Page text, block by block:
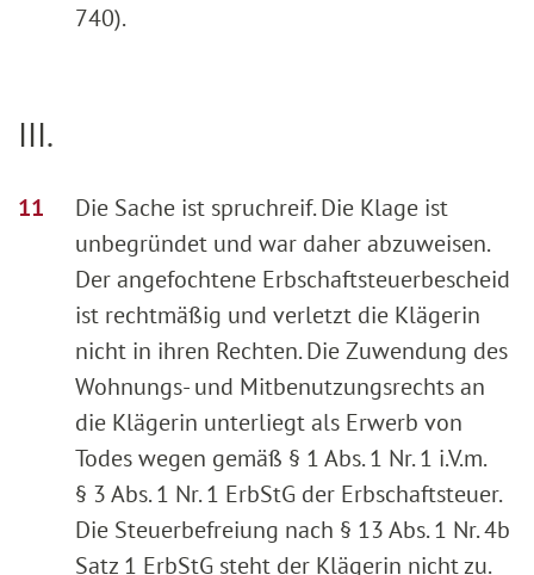
740).
III.
Die Sache ist spruchreif. Die Klage ist
unbegründet und war daher abzuweisen.
Der angefochtene Erbschaftsteuerbescheid
ist rechtmäßig und verletzt die Klägerin
nicht in ihren Rechten. Die Zuwendung des
Wohnungs- und Mitbenutzungsrechts an
die Klägerin unterliegt als Erwerb von
Todes wegen gemäß § 1 Abs. 1 Nr. 1 i.V.m.
§ 3 Abs. 1 Nr. 1 ErbStG der Erbschaftsteuer.
Die Steuerbefreiung nach § 13 Abs. 1 Nr. 4b
Satz 1 ErbStG steht der Klägerin nicht zu.